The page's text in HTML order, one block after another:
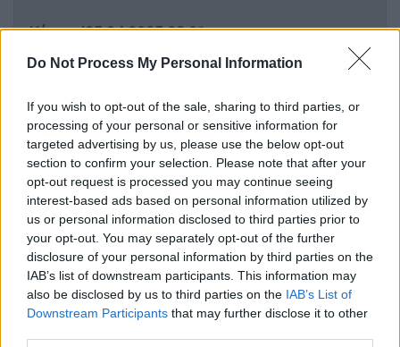
Do Not Process My Personal Information
If you wish to opt-out of the sale, sharing to third parties, or
processing of your personal or sensitive information for
targeted advertising by us, please use the below opt-out
section to confirm your selection. Please note that after your
opt-out request is processed you may continue seeing
interest-based ads based on personal information utilized by
us or personal information disclosed to third parties prior to
your opt-out. You may separately opt-out of the further
disclosure of your personal information by third parties on the
IAB’s list of downstream participants. This information may
also be disclosed by us to third parties on the IAB’s List of
Downstream Participants that may further disclose it to other
Κόσμος|25.04.2025 23:01
Ερντογάν - Πάπας Φραγκίσκος:
«άμβωνες» δε...
Ο Αμερικανός πρόεδρος και η πρώτη κυρία
των ΗΠΑ, Μελάνια Τραμπ, έφθασαν στο
αεροδρόμιο Λεονάρντο ντα Βίντσι
(Φιουμιτσίνο) της Ρώμης, ανέφερε
δημοσιογράφος του Γαλλικού Πρακτορείου
Ειδήσεων (AFP) που ταξίδεψε με το Air